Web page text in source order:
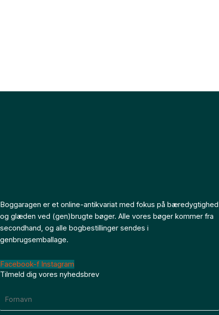
Boggaragen er et online-antikvariat med fokus på bæredygtighed
og glæden ved (gen)brugte bøger. Alle vores bøger kommer fra
secondhand, og alle bogbestillinger sendes i
genbrugsemballage.
Facebook-f Instagram
Tilmeld dig vores nyhedsbrev